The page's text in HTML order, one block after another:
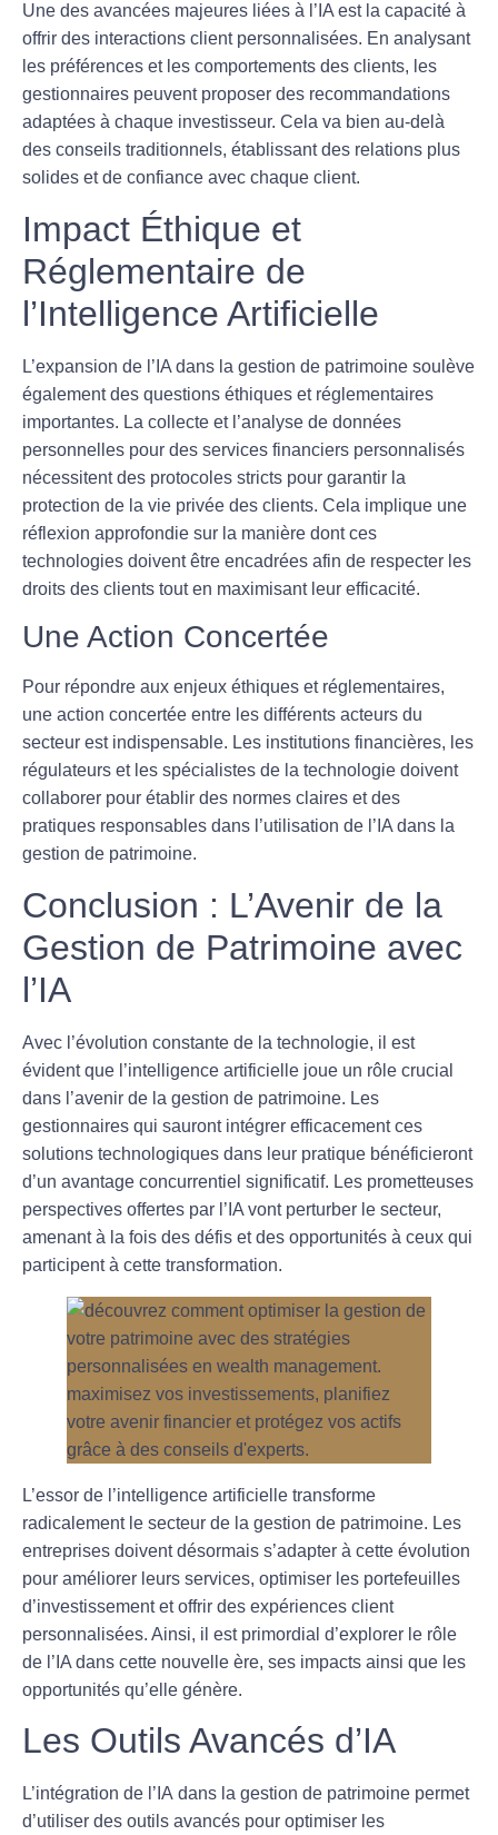
Une des avancées majeures liées à l’IA est la capacité à
offrir des interactions client personnalisées. En analysant
les préférences et les comportements des clients, les
gestionnaires peuvent proposer des recommandations
adaptées à chaque investisseur. Cela va bien au-delà
des conseils traditionnels, établissant des relations plus
solides et de confiance avec chaque client.
Impact Éthique et
Réglementaire de
l’Intelligence Artificielle
L’expansion de l’IA dans la gestion de patrimoine soulève
également des questions éthiques et réglementaires
importantes. La collecte et l’analyse de données
personnelles pour des services financiers personnalisés
nécessitent des protocoles stricts pour garantir la
protection de la vie privée des clients. Cela implique une
réflexion approfondie sur la manière dont ces
technologies doivent être encadrées afin de respecter les
droits des clients tout en maximisant leur efficacité.
Une Action Concertée
Pour répondre aux enjeux éthiques et réglementaires,
une action concertée entre les différents acteurs du
secteur est indispensable. Les institutions financières, les
régulateurs et les spécialistes de la technologie doivent
collaborer pour établir des normes claires et des
pratiques responsables dans l’utilisation de l’IA dans la
gestion de patrimoine.
Conclusion : L’Avenir de la
Gestion de Patrimoine avec
l’IA
Avec l’évolution constante de la technologie, il est
évident que l’intelligence artificielle joue un rôle crucial
dans l’avenir de la gestion de patrimoine. Les
gestionnaires qui sauront intégrer efficacement ces
solutions technologiques dans leur pratique bénéficieront
d’un avantage concurrentiel significatif. Les prometteuses
perspectives offertes par l’IA vont perturber le secteur,
amenant à la fois des défis et des opportunités à ceux qui
participent à cette transformation.
L’essor de l’intelligence artificielle transforme
radicalement le secteur de la gestion de patrimoine. Les
entreprises doivent désormais s’adapter à cette évolution
pour améliorer leurs services, optimiser les portefeuilles
d’investissement et offrir des expériences client
personnalisées. Ainsi, il est primordial d’explorer le rôle
de l’IA dans cette nouvelle ère, ses impacts ainsi que les
opportunités qu’elle génère.
Les Outils Avancés d’IA
L’intégration de l’IA dans la gestion de patrimoine permet
d’utiliser des outils avancés pour optimiser les